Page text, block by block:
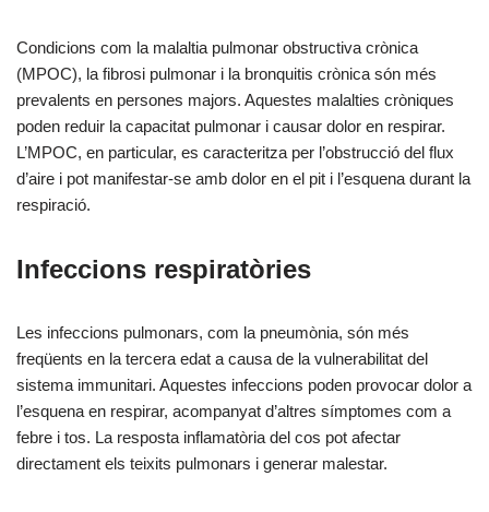
Condicions com la malaltia pulmonar obstructiva crònica
(MPOC), la fibrosi pulmonar i la bronquitis crònica són més
prevalents en persones majors. Aquestes malalties cròniques
poden reduir la capacitat pulmonar i causar dolor en respirar.
L’MPOC, en particular, es caracteritza per l’obstrucció del flux
d’aire i pot manifestar-se amb dolor en el pit i l’esquena durant la
respiració.
Infeccions respiratòries
Les infeccions pulmonars, com la pneumònia, són més
freqüents en la tercera edat a causa de la vulnerabilitat del
sistema immunitari. Aquestes infeccions poden provocar dolor a
l’esquena en respirar, acompanyat d’altres símptomes com a
febre i tos. La resposta inflamatòria del cos pot afectar
directament els teixits pulmonars i generar malestar.